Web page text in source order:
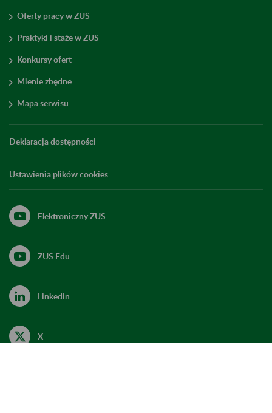
Oferty pracy w ZUS
Praktyki i staże w ZUS
Konkursy ofert
Mienie zbędne
Mapa serwisu
Deklaracja dostępności
Ustawienia plików cookies
Elektroniczny ZUS
ZUS Edu
Linkedin
X